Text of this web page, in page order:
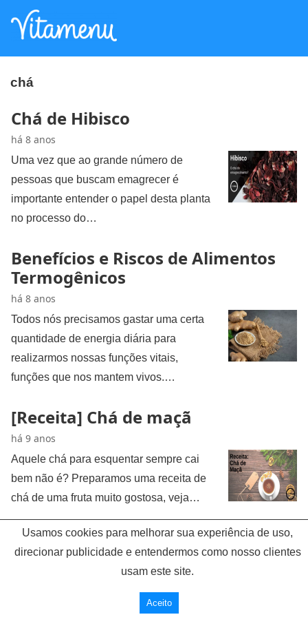
chá
Chá de Hibisco
há 8 anos
Uma vez que ao grande número de
pessoas que buscam emagrecer é
importante entender o papel desta planta
no processo do…
Benefícios e Riscos de Alimentos
Termogênicos
há 8 anos
Todos nós precisamos gastar uma certa
quantidade de energia diária para
realizarmos nossas funções vitais,
funções que nos mantem vivos.…
[Receita] Chá de maçã
há 9 anos
Aquele chá para esquentar sempre cai
bem não é? Preparamos uma receita de
chá de uma fruta muito gostosa, veja…
Vitamenu
Usamos cookies para melhorar sua experiência de uso,
direcionar publicidade e entendermos como nosso clientes
usam este site.
Aceito